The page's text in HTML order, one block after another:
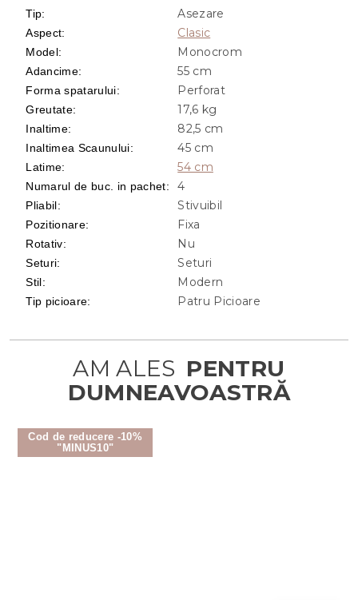
Cod de reducere -10%
"MINUS10"
Tip: Asezare
Aspect: Clasic
Model: Monocrom
Adancime: 55 cm
Forma spatarului: Perforat
Greutate: 17,6 kg
Inaltime: 82,5 cm
Inaltimea Scaunului: 45 cm
Latime: 54 cm
Numarul de buc. in pachet: 4
Pliabil: Stivuibil
Pozitionare: Fixa
Rotativ: Nu
Seturi: Seturi
Stil: Modern
Tip picioare: Patru Picioare